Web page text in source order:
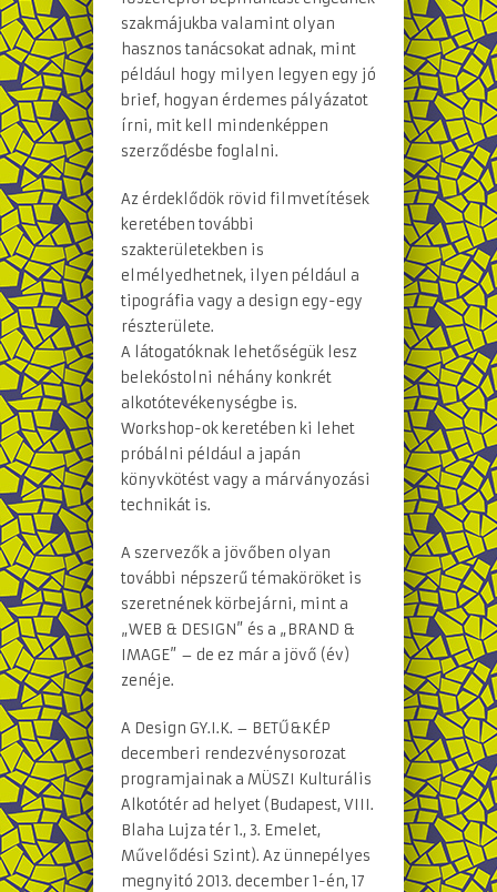
szakmájukba valamint olyan
hasznos tanácsokat adnak, mint
például hogy milyen legyen egy jó
brief, hogyan érdemes pályázatot
írni, mit kell mindenképpen
szerződésbe foglalni.
Az érdeklődök rövid filmvetítések
keretében további
szakterületekben is
elmélyedhetnek, ilyen például a
tipográfia vagy a design egy-egy
részterülete.
A látogatóknak lehetőségük lesz
belekóstolni néhány konkrét
alkotótevékenységbe is.
Workshop-ok keretében ki lehet
próbálni például a japán
könyvkötést vagy a márványozási
technikát is.
A szervezők a jövőben olyan
további népszerű témaköröket is
szeretnének körbejárni, mint a
„WEB & DESIGN” és a „BRAND &
IMAGE” – de ez már a jövő (év)
zenéje.
A Design GY.I.K. – BETŰ&KÉP
decemberi rendezvénysorozat
programjainak a MÜSZI Kulturális
Alkotótér ad helyet (Budapest, VIII.
Blaha Lujza tér 1., 3. Emelet,
Művelődési Szint). Az ünnepélyes
megnyitó 2013. december 1-én, 17